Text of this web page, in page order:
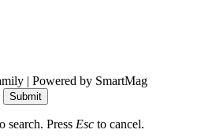
| Powered by SmartMag
Submit
search. Press Esc to cancel.